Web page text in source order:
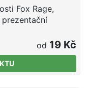
Fox Rage,
pro vertikální a
a tenké zápatí
očkem -
od 19 Kč